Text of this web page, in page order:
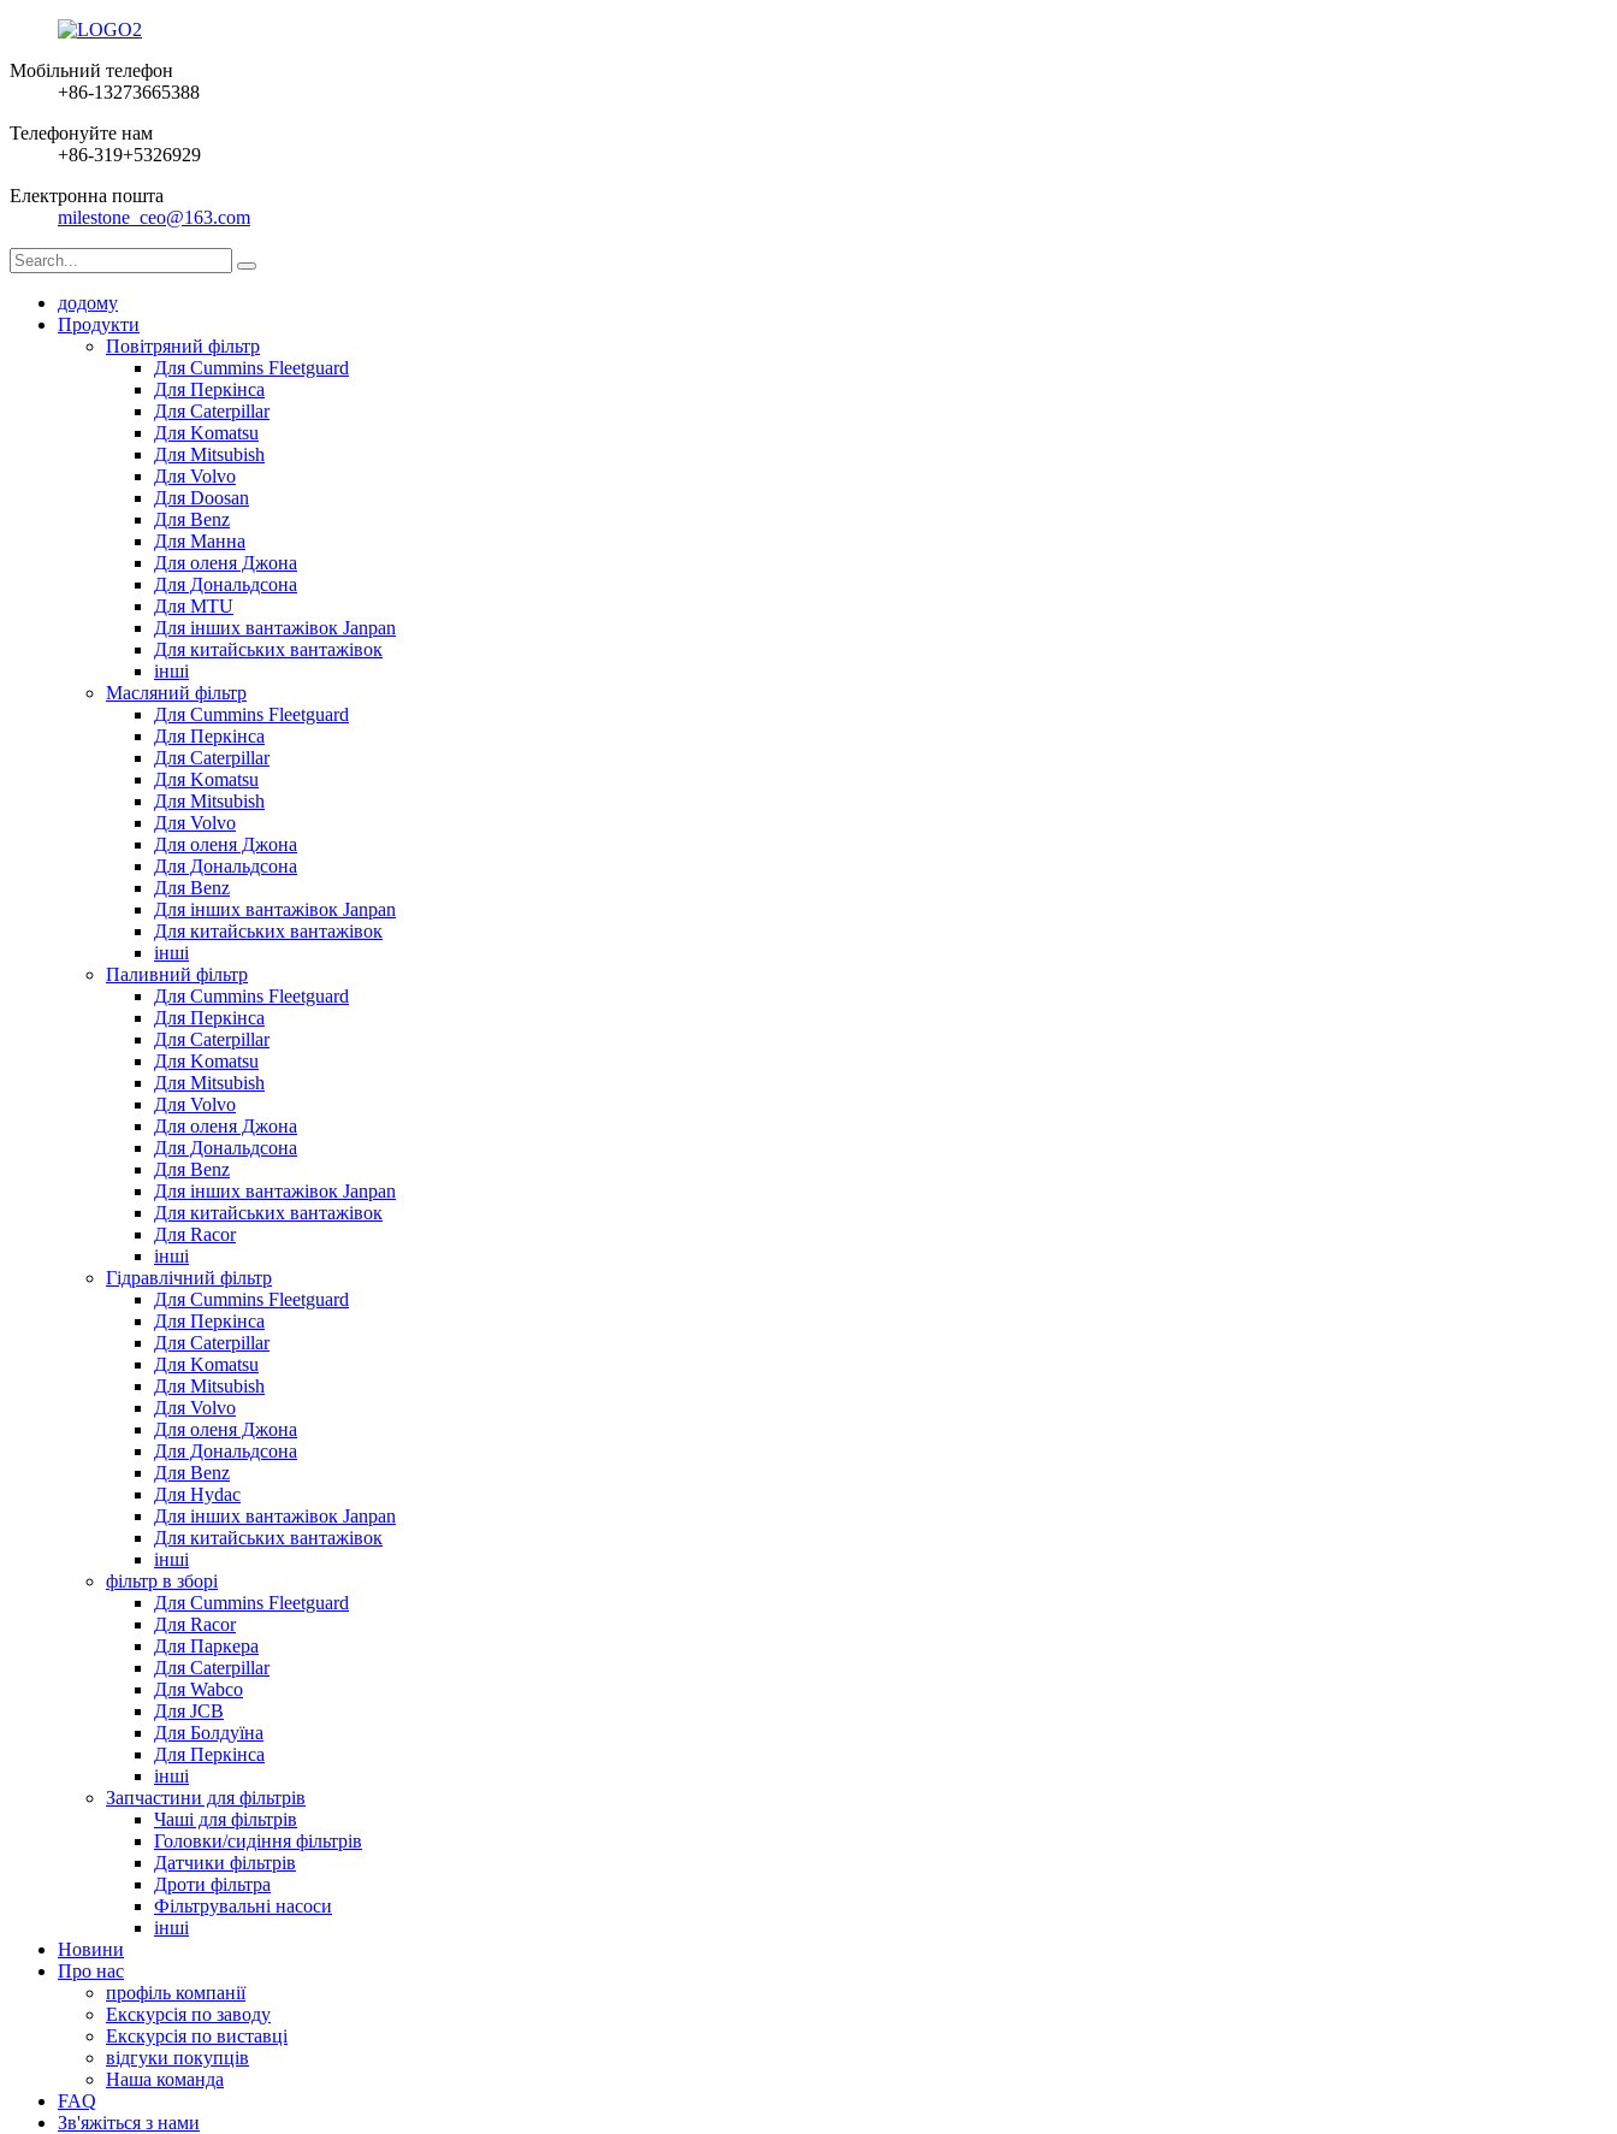
Мобільний телефон
+86-13273665388
Телефонуйте нам
+86-319+5326929
Електронна пошта
milestone_ceo@163.com
додому
Продукти
Повітряний фільтр
Для Cummins Fleetguard
Для Перкінса
Для Caterpillar
Для Komatsu
Для Mitsubish
Для Volvo
Для Doosan
Для Benz
Для Манна
Для оленя Джона
Для Дональдсона
Для MTU
Для інших вантажівок Janpan
Для китайських вантажівок
інші
Масляний фільтр
Для Cummins Fleetguard
Для Перкінса
Для Caterpillar
Для Komatsu
Для Mitsubish
Для Volvo
Для оленя Джона
Для Дональдсона
Для Benz
Для інших вантажівок Janpan
Для китайських вантажівок
інші
Паливний фільтр
Для Cummins Fleetguard
Для Перкінса
Для Caterpillar
Для Komatsu
Для Mitsubish
Для Volvo
Для оленя Джона
Для Дональдсона
Для Benz
Для інших вантажівок Janpan
Для китайських вантажівок
Для Racor
інші
Гідравлічний фільтр
Для Cummins Fleetguard
Для Перкінса
Для Caterpillar
Для Komatsu
Для Mitsubish
Для Volvo
Для оленя Джона
Для Дональдсона
Для Benz
Для Hydac
Для інших вантажівок Janpan
Для китайських вантажівок
інші
фільтр в зборі
Для Cummins Fleetguard
Для Racor
Для Паркера
Для Caterpillar
Для Wabco
Для JCB
Для Болдуїна
Для Перкінса
інші
Запчастини для фільтрів
Чаші для фільтрів
Головки/сидіння фільтрів
Датчики фільтрів
Дроти фільтра
Фільтрувальні насоси
інші
Новини
Про нас
профіль компанії
Екскурсія по заводу
Екскурсія по виставці
відгуки покупців
Наша команда
FAQ
Зв'яжіться з нами